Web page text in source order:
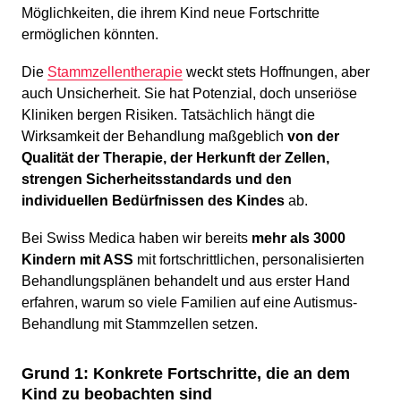
Möglichkeiten, die ihrem Kind neue Fortschritte
ermöglichen könnten.
Die Stammzellentherapie weckt stets Hoffnungen, aber
auch Unsicherheit. Sie hat Potenzial, doch unseriöse
Kliniken bergen Risiken. Tatsächlich hängt die
Wirksamkeit der Behandlung maßgeblich von der
Qualität der Therapie, der Herkunft der Zellen,
strengen Sicherheitsstandards und den
individuellen Bedürfnissen des Kindes ab.
Bei Swiss Medica haben wir bereits mehr als 3000
Kindern mit ASS mit fortschrittlichen, personalisierten
Behandlungsplänen behandelt und aus erster Hand
erfahren, warum so viele Familien auf eine Autismus-
Behandlung mit Stammzellen setzen.
Grund 1: Konkrete Fortschritte, die an dem
Kind zu beobachten sind